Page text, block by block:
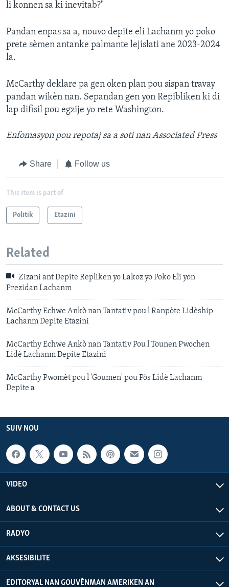
li konnen sa ki inevitab?"
Pandan enpas sa a, nouvo depite eli Lachanm yo poko
prete sèmen antanke palmante lejislati ane 2023-2024
la.
McCarthy deklare pa gen oken plan pou sispan travay
pandan wikèn nan. Sepandan gen yon Repibliken ki di
lap difisil pou egzije yo rete Washington.
Enfomasyon pou repotaj sa a soti nan Associated Press
Share Follow us
This item is part of
Politik Etazini
Related
Zizani ant Depite Repliken yo Lakoz yo Poko Eli yon
Prezidan Lachanm
McCarthy Echwe Ankò nan Tantativ pou l Ranpòte Lidèship
Lachanm Depite Etazini
McCarthy Echwe Ankò nan Tantativ Pou l Tounen Pwochen
Lidè Lachanm Depite Etazini
McCarthy Pwomèt pou l 'Goumen' pou Pòs Lidè Lachanm
Depite a
SUIV NOU
VIDEO
ABOUT & CONTACT US
RADYO
AKSESIBILITE
EDITORYAL NAN GOUVÈNMAN AMERIKEN AN